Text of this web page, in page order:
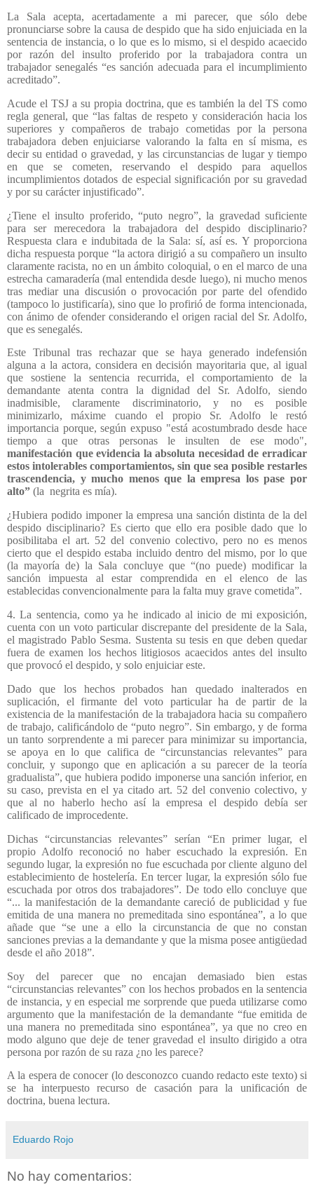
La Sala acepta, acertadamente a mi parecer, que sólo debe
pronunciarse sobre la causa de despido que ha sido enjuiciada en la
sentencia de instancia, o lo que es lo mismo, si el despido acaecido
por razón del insulto proferido por la trabajadora contra un
trabajador senegalés “es sanción adecuada para el incumplimiento
acreditado”.
Acude el TSJ a su propia doctrina, que es también la del TS como
regla general, que “las faltas de respeto y consideración hacia los
superiores y compañeros de trabajo cometidas por la persona
trabajadora deben enjuiciarse valorando la falta en sí misma, es
decir su entidad o gravedad, y las circunstancias de lugar y tiempo
en que se cometen, reservando el despido para aquellos
incumplimientos dotados de especial significación por su gravedad
y por su carácter injustificado”.
¿Tiene el insulto proferido, “puto negro”, la gravedad suficiente
para ser merecedora la trabajadora del despido disciplinario?
Respuesta clara e indubitada de la Sala: sí, así es. Y proporciona
dicha respuesta porque “la actora dirigió a su compañero un insulto
claramente racista, no en un ámbito coloquial, o en el marco de una
estrecha camaradería (mal entendida desde luego), ni mucho menos
tras mediar una discusión o provocación por parte del ofendido
(tampoco lo justificaría), sino que lo profirió de forma intencionada,
con ánimo de ofender considerando el origen racial del Sr. Adolfo,
que es senegalés.
Este Tribunal tras rechazar que se haya generado indefensión
alguna a la actora, considera en decisión mayoritaria que, al igual
que sostiene la sentencia recurrida, el comportamiento de la
demandante atenta contra la dignidad del Sr. Adolfo, siendo
inadmisible, claramente discriminatorio, y no es posible
minimizarlo, máxime cuando el propio Sr. Adolfo le restó
importancia porque, según expuso "está acostumbrado desde hace
tiempo a que otras personas le insulten de ese modo",
manifestación que evidencia la absoluta necesidad de erradicar
estos intolerables comportamientos, sin que sea posible restarles
trascendencia, y mucho menos que la empresa los pase por
alto” (la negrita es mía).
¿Hubiera podido imponer la empresa una sanción distinta de la del
despido disciplinario? Es cierto que ello era posible dado que lo
posibilitaba el art. 52 del convenio colectivo, pero no es menos
cierto que el despido estaba incluido dentro del mismo, por lo que
(la mayoría de) la Sala concluye que “(no puede) modificar la
sanción impuesta al estar comprendida en el elenco de las
establecidas convencionalmente para la falta muy grave cometida”.
4. La sentencia, como ya he indicado al inicio de mi exposición,
cuenta con un voto particular discrepante del presidente de la Sala,
el magistrado Pablo Sesma. Sustenta su tesis en que deben quedar
fuera de examen los hechos litigiosos acaecidos antes del insulto
que provocó el despido, y solo enjuiciar este.
Dado que los hechos probados han quedado inalterados en
suplicación, el firmante del voto particular ha de partir de la
existencia de la manifestación de la trabajadora hacia su compañero
de trabajo, calificándolo de “puto negro”. Sin embargo, y de forma
un tanto sorprendente a mi parecer para minimizar su importancia,
se apoya en lo que califica de “circunstancias relevantes” para
concluir, y supongo que en aplicación a su parecer de la teoría
gradualista”, que hubiera podido imponerse una sanción inferior, en
su caso, prevista en el ya citado art. 52 del convenio colectivo, y
que al no haberlo hecho así la empresa el despido debía ser
calificado de improcedente.
Dichas “circunstancias relevantes” serían “En primer lugar, el
propio Adolfo reconoció no haber escuchado la expresión. En
segundo lugar, la expresión no fue escuchada por cliente alguno del
establecimiento de hostelería. En tercer lugar, la expresión sólo fue
escuchada por otros dos trabajadores”. De todo ello concluye que
“... la manifestación de la demandante careció de publicidad y fue
emitida de una manera no premeditada sino espontánea”, a lo que
añade que “se une a ello la circunstancia de que no constan
sanciones previas a la demandante y que la misma posee antigüedad
desde el año 2018”.
Soy del parecer que no encajan demasiado bien estas
“circunstancias relevantes” con los hechos probados en la sentencia
de instancia, y en especial me sorprende que pueda utilizarse como
argumento que la manifestación de la demandante “fue emitida de
una manera no premeditada sino espontánea”, ya que no creo en
modo alguno que deje de tener gravedad el insulto dirigido a otra
persona por razón de su raza ¿no les parece?
A la espera de conocer (lo desconozco cuando redacto este texto) si
se ha interpuesto recurso de casación para la unificación de
doctrina, buena lectura.
Eduardo Rojo
No hay comentarios: